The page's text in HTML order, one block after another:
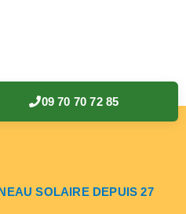
09 70 70 72 85
SOLAIRE DEPUIS 27